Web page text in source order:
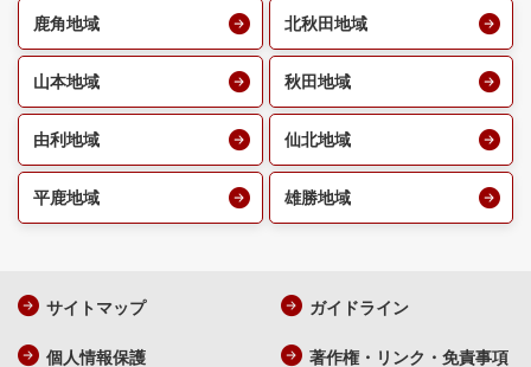
鹿角地域 北秋田地域
山本地域 秋田地域
由利地域 仙北地域
平鹿地域 雄勝地域
サイトマップ ガイドライン
個人情報保護 著作権・リンク・免責事項